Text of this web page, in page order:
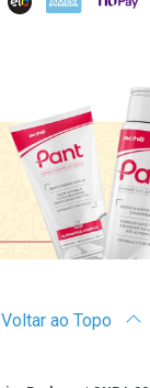
Voltar ao Topo